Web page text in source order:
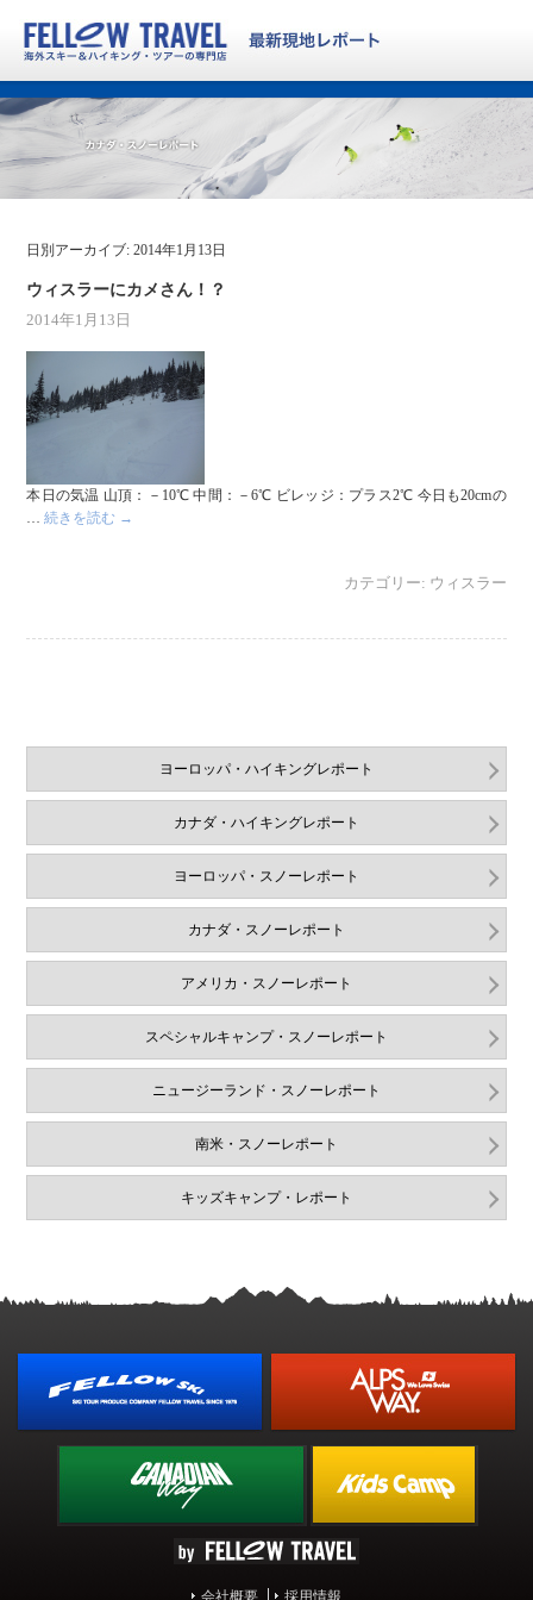
日別アーカイブ:2014年1月13日
ウィスラーにカメさん！？
2014年1月13日
本日の気温 山頂：－10℃ 中間：－6℃ ビレッジ：プラス2℃ 今日も20cmの
…続きを読む →
カテゴリー: ウィスラー
ヨーロッパ・ハイキングレポート
カナダ・ハイキングレポート
ヨーロッパ・スノーレポート
カナダ・スノーレポート
アメリカ・スノーレポート
スペシャルキャンプ・スノーレポート
ニュージーランド・スノーレポート
南米・スノーレポート
キッズキャンプ・レポート
会社概要 採用情報